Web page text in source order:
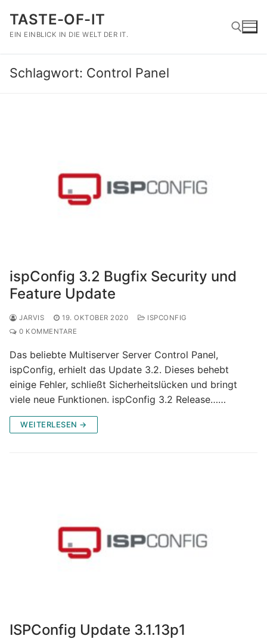
Inhalt
springen
TASTE-OF-IT
EIN EINBLICK IN DIE WELT DER IT.
Suchen nach:
Schlagwort: Control Panel
ispConfig 3.2 Bugfix Security und
Feature Update
JARVIS 19. OKTOBER 2020
ISPCONFIG
0 KOMMENTARE
Das beliebte Multiserver Server Control Panel,
ispConfig, erhielt das Update 3.2. Dieses behebt
einige Fehler, schließt Sicherheitslücken und bringt
viele neue Funktionen. ispConfig 3.2 Release……
WEITERLESEN →
ISPConfig Update 3.1.13p1